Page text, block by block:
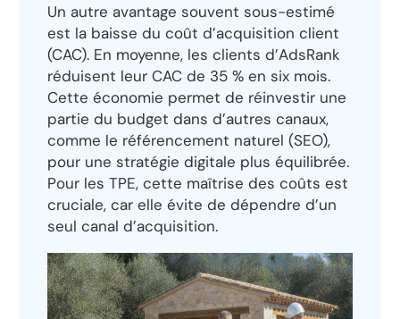
Un autre avantage souvent sous-estimé
est la baisse du coût d’acquisition client
(CAC). En moyenne, les clients d’AdsRank
réduisent leur CAC de 35 % en six mois.
Cette économie permet de réinvestir une
partie du budget dans d’autres canaux,
comme le référencement naturel (SEO),
pour une stratégie digitale plus équilibrée.
Pour les TPE, cette maîtrise des coûts est
cruciale, car elle évite de dépendre d’un
seul canal d’acquisition.